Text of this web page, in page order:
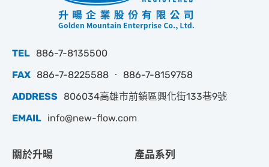
TEL 886-7-8135500
FAX 886-7-8225588 ‧ 886-7-8159758
ADDRESS
806034高雄市前鎮區興化街133巷9號
EMAIL info@new-flow.com
關於升暘 產品系列